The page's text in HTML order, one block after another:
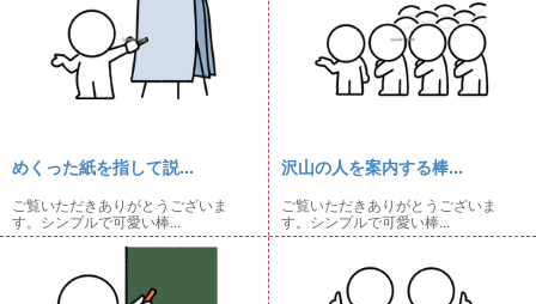
めくった紙を指して説...
ご覧いただきありがとうございま
す。シンプルで可愛い棒...
沢山の人を案内する棒...
ご覧いただきありがとうございま
す。シンプルで可愛い棒...